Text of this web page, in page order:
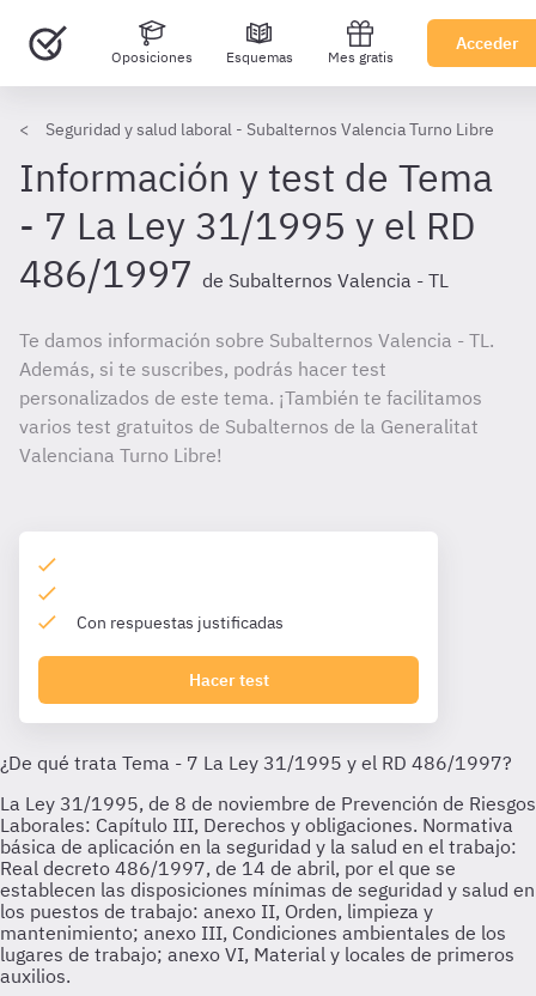
Oposiciones Esquemas Mes gratis
Acceder
Seguridad y salud laboral - Subalternos Valencia Turno Libre
Información y test de Tema
- 7 La Ley 31/1995 y el RD
486/1997 de Subalternos Valencia - TL
Te damos información sobre Subalternos Valencia - TL.
Además, si te suscribes, podrás hacer test
personalizados de este tema. ¡También te facilitamos
varios test gratuitos de Subalternos de la Generalitat
Valenciana Turno Libre!
Con respuestas justificadas
Hacer test